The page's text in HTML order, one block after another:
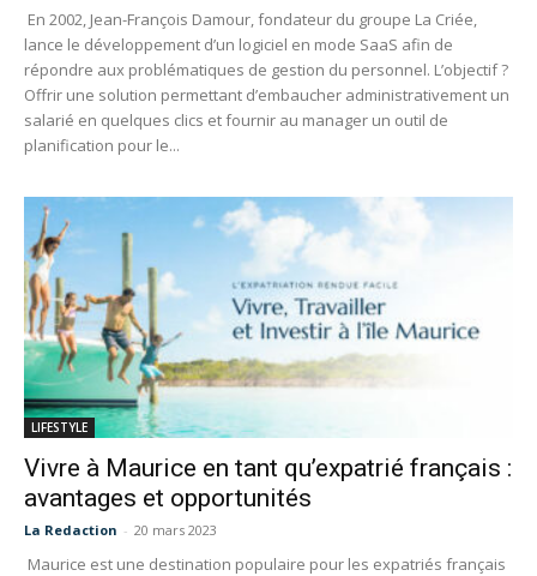
En 2002, Jean-François Damour, fondateur du groupe La Criée,
lance le développement d’un logiciel en mode SaaS afin de
répondre aux problématiques de gestion du personnel. L’objectif ?
Offrir une solution permettant d’embaucher administrativement un
salarié en quelques clics et fournir au manager un outil de
planification pour le...
LIFESTYLE
Vivre à Maurice en tant qu’expatrié français :
avantages et opportunités
La Redaction - 20 mars 2023
Maurice est une destination populaire pour les expatriés français